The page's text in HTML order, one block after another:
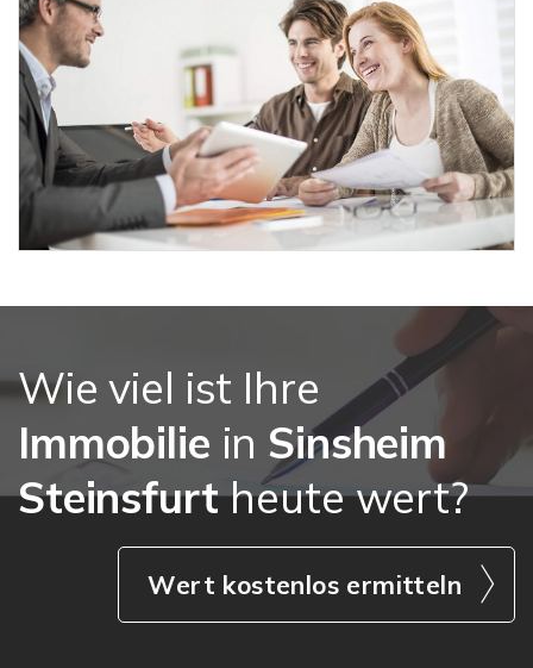
Wie viel ist Ihre
Immobilie in Sinsheim
Steinsfurtheute wert?
Wert kostenlos ermitteln